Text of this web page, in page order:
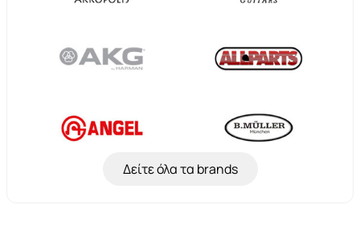
Δείτε όλα τα brands